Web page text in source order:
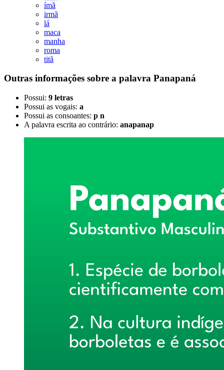
ímã
irmã
lá
maca
manha
roma
titã
Outras informações sobre a palavra Panapaná
Possui: 9 letras
Possui as vogais: a
Possui as consoantes: p n
A palavra escrita ao contrário: anapanap